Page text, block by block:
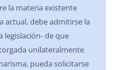
la materia existente
actual, debe admitirse la
legislación- de que
unilateralmente
pueda solicitarse